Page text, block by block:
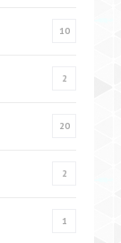
10
2
20
2
1